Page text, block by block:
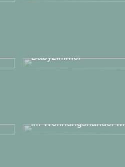
Babyzimmer
im Wohnungshandel